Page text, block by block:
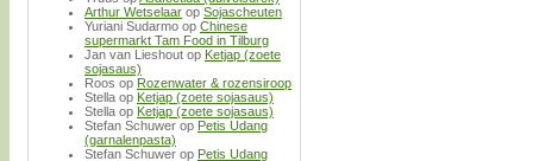
Arthur Wetselaar op Sojascheuten
Yuriani Sudarmo op Chinese
supermarkt Tam Food in Tilburg
Jan van Lieshout op Ketjap (zoete
sojasaus)
Roos op Rozenwater & rozensiroop
Stella op Ketjap (zoete sojasaus)
Stella op Ketjap (zoete sojasaus)
Stefan Schuwer op Petis Udang
(garnalenpasta)
Stefan Schuwer op Petis Udang